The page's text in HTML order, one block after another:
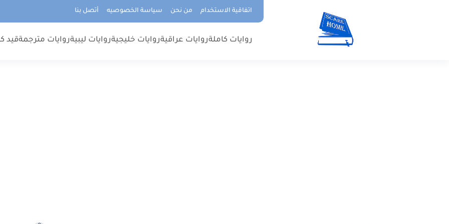
اتفاقية الاستخدام من نحن سياسة الخصوصيه أتصل بنا
روايات كاملةروايات عراقيةروايات خليجيةروايات ليبيةروايات مترجمةقيد